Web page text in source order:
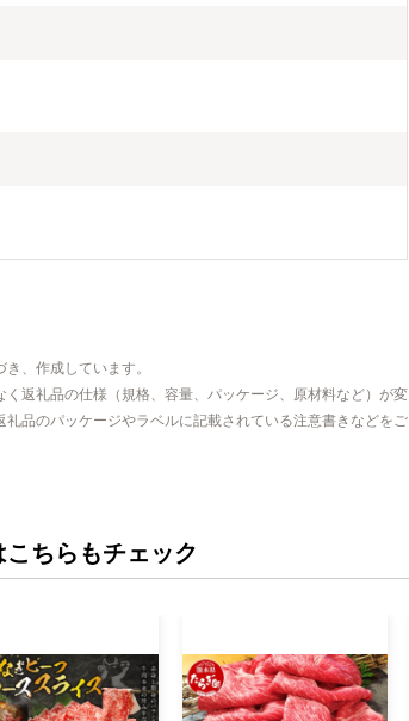
、作成しています。
返礼品の仕様（規格、容量、パッケージ、原材料など）が変
品のパッケージやラベルに記載されている注意書きなどをご
ちらもチェック